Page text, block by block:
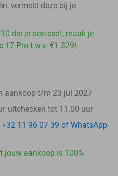
vermeld deze bij je
die je besteedt, maak je
17 Pro t.w.v. €1.329!
aankoop t/m 23 jul 2027
uitchecken tot 11.00 uur
+32 11 96 07 39 of WhatsApp
jouw aankoop is 100%